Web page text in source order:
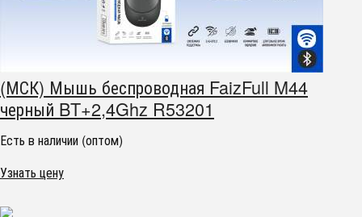
(МСК) Мышь беспроводная FaizFull M44
черный BT+2,4Ghz R53201
Есть в наличии (оптом)
Узнать цену